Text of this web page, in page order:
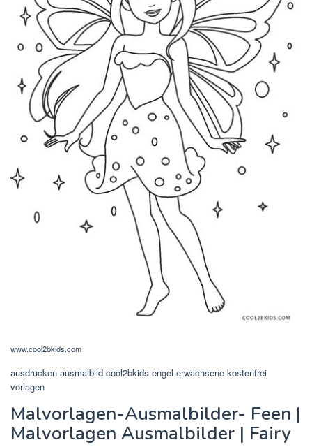
www.cool2bkids.com
ausdrucken ausmalbild cool2bkids engel erwachsene kostenfrei
vorlagen
Malvorlagen-Ausmalbilder- Feen |
Malvorlagen Ausmalbilder | Fairy